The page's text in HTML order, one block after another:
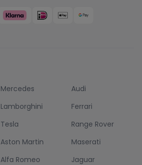
Mercedes
Audi
Lamborghini
Ferrari
Tesla
Range Rover
Aston Martin
Maserati
Alfa Romeo
Jaguar